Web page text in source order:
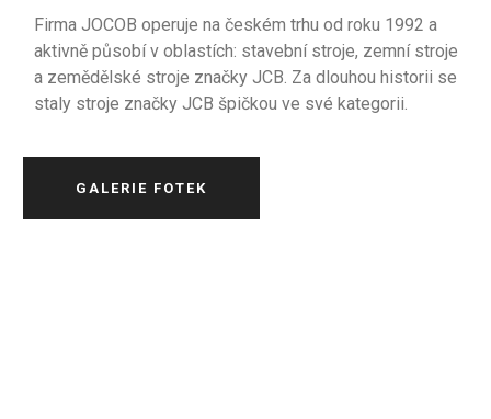
Firma JOCOB operuje na českém trhu od roku 1992 a
aktivně působí v oblastích: stavební stroje, zemní stroje
a zemědělské stroje značky JCB. Za dlouhou historii se
staly stroje značky JCB špičkou ve své kategorii.
GALERIE FOTEK